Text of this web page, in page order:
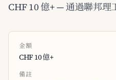
CHF 10 億+ — 通過聯邦理
金額
CHF 10 億+
備註